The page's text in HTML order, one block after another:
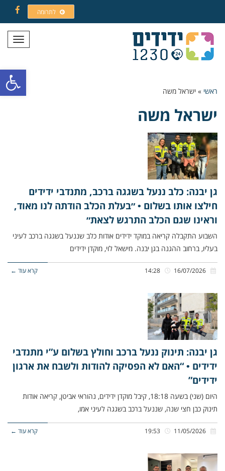
פתח
לתרומה
תפריט
ראשי » ישראל משה
ישראל משה
גן יבנה: כלב ננעל בשגגה ברכב, מתנדבי ידידים
חילצו אותו בשלום • ״בעלת הכלב הודתה לנו מאוד,
וראינו שגם הכלב התרגש לצאת״
השבוע התקבלה קריאה במוקד ידידים אודות כלב שננעל בשגגה ברכב לעיני
בעליו, ברחוב ההגנה בגן יבנה. מישאל לוי, מוקדן ידידים
קרא עוד ←
גן יבנה: תינוק ננעל ברכב וחולץ בשלום ע”י מתנדבי
ידידים • “האם לא הפסיקה להודות ולשבח את ארגון
ידידים”
היום (שני) בשעה 18:18, קיבל מוקדן ידידים, נהוראי אביטן, קריאה אודות
תינוק כבן חצי שנה, שננעל ברכב בשגגה לעיני אמו,
קרא עוד ←